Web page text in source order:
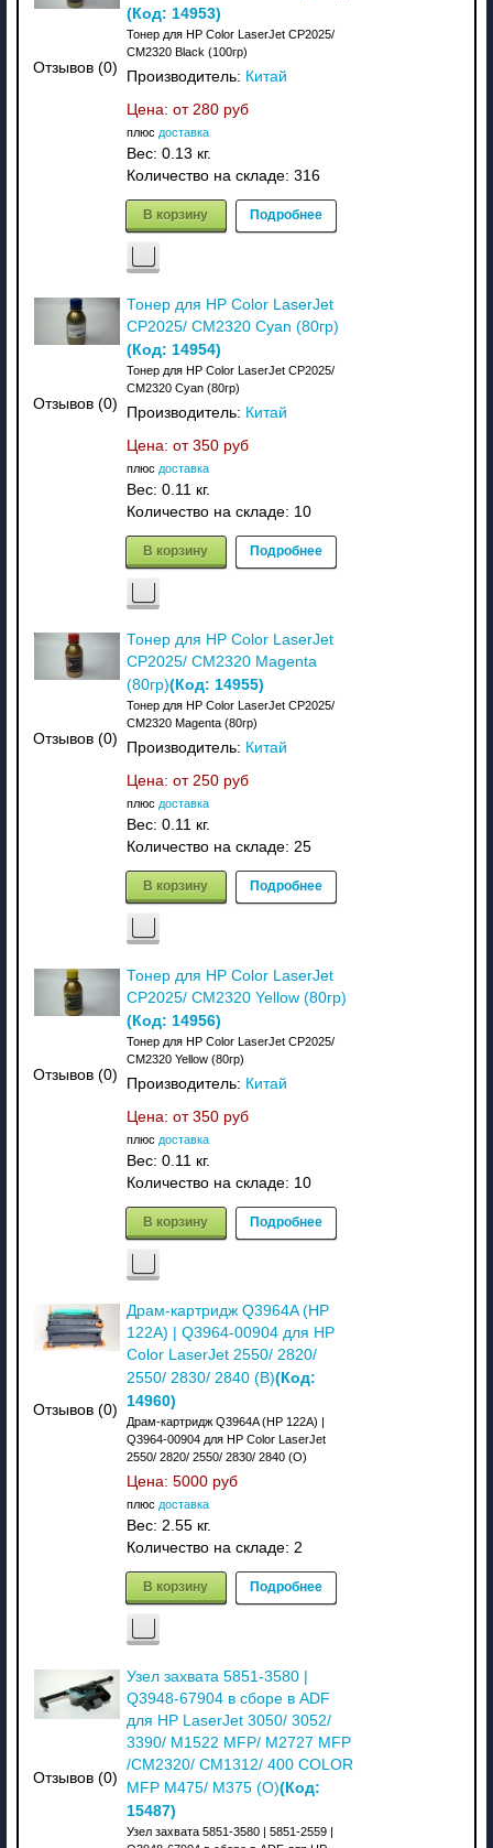
Отзывов (0)
(Код: 14953)
Тонер для HP Color LaserJet CP2025/
CM2320 Black (100гр)
Производитель: Китай
Цена: от 280 руб
плюс доставка
Вес: 0.13 кг.
Количество на складе: 316
В корзину Подробнее
Отзывов (0)
Тонер для HP Color LaserJet
CP2025/ CM2320 Cyan (80гр)
(Код: 14954)
Тонер для HP Color LaserJet CP2025/
CM2320 Cyan (80гр)
Производитель: Китай
Цена: от 350 руб
плюс доставка
Вес: 0.11 кг.
Количество на складе: 10
В корзину Подробнее
Отзывов (0)
Тонер для HP Color LaserJet
CP2025/ CM2320 Magenta
(80гр)(Код: 14955)
Тонер для HP Color LaserJet CP2025/
CM2320 Magenta (80гр)
Производитель: Китай
Цена: от 250 руб
плюс доставка
Вес: 0.11 кг.
Количество на складе: 25
В корзину Подробнее
Отзывов (0)
Тонер для HP Color LaserJet
CP2025/ CM2320 Yellow (80гр)
(Код: 14956)
Тонер для HP Color LaserJet CP2025/
CM2320 Yellow (80гр)
Производитель: Китай
Цена: от 350 руб
плюс доставка
Вес: 0.11 кг.
Количество на складе: 10
В корзину Подробнее
Отзывов (0)
Драм-картридж Q3964A (HP
122A) | Q3964-00904 для HP
Color LaserJet 2550/ 2820/
2550/ 2830/ 2840 (В)(Код:
14960)
Драм-картридж Q3964A (HP 122A) |
Q3964-00904 для HP Color LaserJet
2550/ 2820/ 2550/ 2830/ 2840 (О)
Цена: 5000 руб
плюс доставка
Вес: 2.55 кг.
Количество на складе: 2
В корзину Подробнее
Отзывов (0)
Узел захвата 5851-3580 |
Q3948-67904 в сборе в ADF
для HP LaserJet 3050/ 3052/
3390/ M1522 MFP/ M2727 MFP
/CM2320/ CM1312/ 400 COLOR
MFP M475/ M375 (O)(Код:
15487)
Узел захвата 5851-3580 | 5851-2559 |